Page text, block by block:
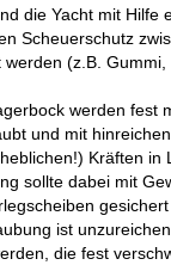
die Yacht mit Hilfe
Scheuerschutz
(z.B.
werden fest
und mit
Kräften in
sollte dabei mit
ist
die fest